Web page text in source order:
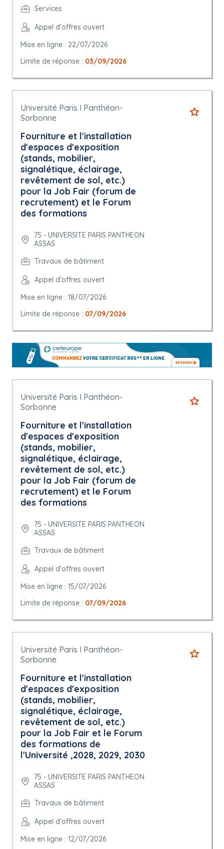
Services
Appel d'offres ouvert
Mise en ligne : 22/07/2026
Limite de réponse : 03/09/2026
Université Paris I Panthéon-
Sorbonne
Fourniture et l'installation
d'espaces d'exposition
(stands, mobilier,
signalétique, éclairage,
revêtement de sol, etc.)
pour la Job Fair (forum de
recrutement) et le Forum
des formations
75 - UNIVERSITE PARIS PANTHEON
ASSAS
Travaux de bâtiment
Appel d'offres ouvert
Mise en ligne : 18/07/2026
Limite de réponse : 07/09/2026
Université Paris I Panthéon-
Sorbonne
Fourniture et l'installation
d'espaces d'exposition
(stands, mobilier,
signalétique, éclairage,
revêtement de sol, etc.)
pour la Job Fair (forum de
recrutement) et le Forum
des formations
75 - UNIVERSITE PARIS PANTHEON
ASSAS
Travaux de bâtiment
Appel d'offres ouvert
Mise en ligne : 15/07/2026
Limite de réponse : 07/09/2026
Université Paris I Panthéon-
Sorbonne
Fourniture et l'installation
d'espaces d'exposition
(stands, mobilier,
signalétique, éclairage,
revêtement de sol, etc.)
pour la Job Fair et le Forum
des formations de
l'Université ,2028, 2029, 2030
75 - UNIVERSITE PARIS PANTHEON
ASSAS
Travaux de bâtiment
Appel d'offres ouvert
Mise en ligne : 12/07/2026